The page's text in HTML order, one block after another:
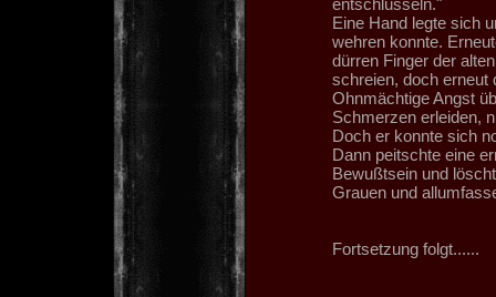
entschlüsseln."
Eine Hand legte sich
wehren konnte.
dürren Finger der
schreien, doch erneut
Ohnmächtige Angst
Schmerzen erleiden,
Doch er konnte sich
Dann peitschte eine
Bewußtsein und
Grauen und
Fortsetzung folgt......